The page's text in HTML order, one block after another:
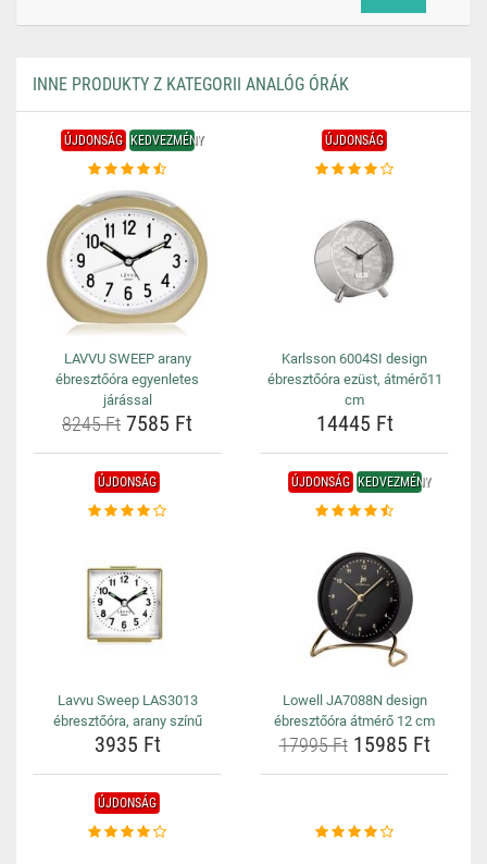
INNE PRODUKTY Z KATEGORII ANALÓG ÓRÁK
ÚJDONSÁG KEDVEZMÉNY
LAVVU SWEEP arany
ébresztőóra egyenletes
járással
8245 Ft 7585 Ft
ÚJDONSÁG
Karlsson 6004SI design
ébresztőóra ezüst, átmérő11
cm
14445 Ft
ÚJDONSÁG
Lavvu Sweep LAS3013
ébresztőóra, arany színű
3935 Ft
ÚJDONSÁG KEDVEZMÉNY
Lowell JA7088N design
ébresztőóra átmérő 12 cm
17995 Ft15985 Ft
ÚJDONSÁG